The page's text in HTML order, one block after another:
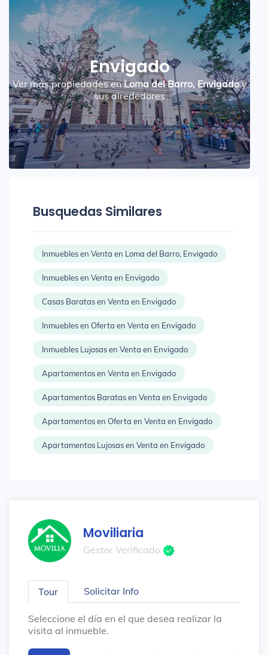
Envigado
Ver más propiedades enLoma del Barro, Envigadoy
sus alrededores
Busquedas Similares
Inmuebles en Venta en Loma del Barro, Envigado
Inmuebles en Venta en Envigado
Casas Baratas en Venta en Envigado
Inmuebles en Oferta en Venta en Envigado
Inmuebles Lujosas en Venta en Envigado
Apartamentos en Venta en Envigado
Apartamentos Baratas en Venta en Envigado
Apartamentos en Oferta en Venta en Envigado
Apartamentos Lujosas en Venta en Envigado
Moviliaria
Gestor Verificado
Tour Solicitar Info
Seleccione el día en el que desea realizar la
visita al inmueble.